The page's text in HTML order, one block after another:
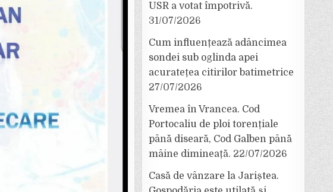
USR a votat împotrivă.
31/07/2026
Cum influențează adâncimea
sondei sub oglinda apei
acuratețea citirilor batimetrice
27/07/2026
Vremea în Vrancea. Cod
Portocaliu de ploi torențiale
până diseară, Cod Galben până
mâine dimineață. 22/07/2026
Casă de vânzare la Jariștea.